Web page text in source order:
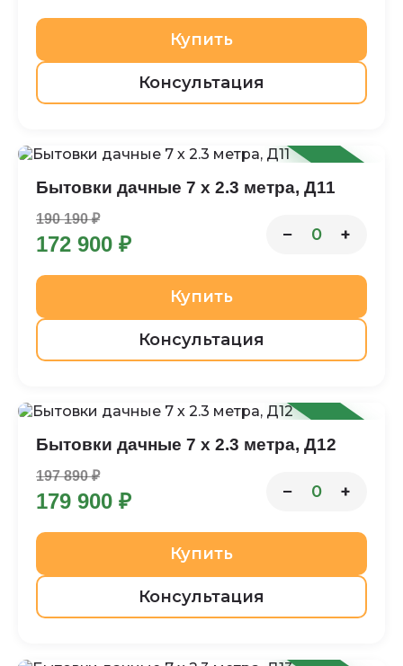
Купить
Консультация
-9%
Бытовки дачные 7 х 2.3 метра, Д11
190 190 ₽
172 900 ₽ − 0 +
Купить
Консультация
-9%
Бытовки дачные 7 х 2.3 метра, Д12
197 890 ₽
179 900 ₽ − 0 +
Купить
Консультация